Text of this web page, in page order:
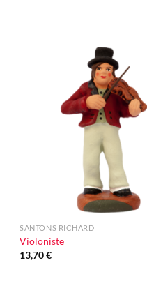
SANTONS RICHARD
Violoniste
13,70€